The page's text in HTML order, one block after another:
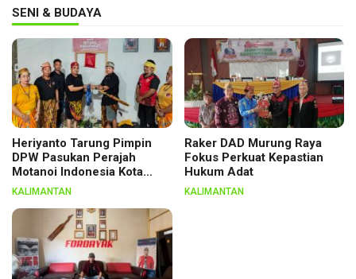
SENI & BUDAYA
Heriyanto Tarung Pimpin
DPW Pasukan Perajah
Motanoi Indonesia Kota
Palangka Raya, Dikukuhkan
KALIMANTAN
Raker DAD Murung Raya
Fokus Perkuat Kepastian
Hukum Adat
KALIMANTAN